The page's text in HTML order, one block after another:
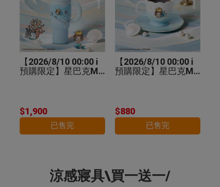
【2026/8/10 00:00 i
預購限定】星巴克MO
$1,900
已售完
【2026/8/10 00:00 i
預購限定】星巴克MO
$880
已售完
涼感寢具\買一送一/